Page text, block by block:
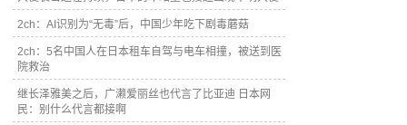
2ch：AI识别为“无毒”后，中国少年吃下剧毒蘑菇
2ch：5名中国人在日本租车自驾与电车相撞，被送到医
院救治
继长泽雅美之后，广濑爱丽丝也代言了比亚迪 日本网
民：别什么代言都接啊